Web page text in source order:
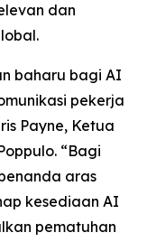
dan
baharu bagi AI
pekerja
Payne, Ketua
“Bagi
aras
kesediaan AI
pematuhan